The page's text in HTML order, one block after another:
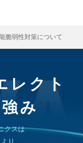
脆弱性対策について
レクト
み
クスは
り、